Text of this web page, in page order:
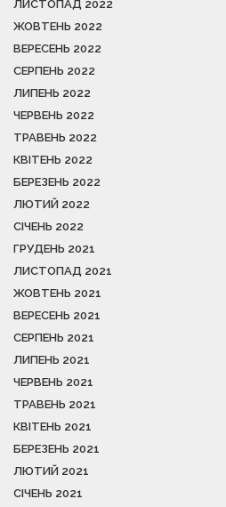
ЛИСТОПАД 2022
ЖОВТЕНЬ 2022
ВЕРЕСЕНЬ 2022
СЕРПЕНЬ 2022
ЛИПЕНЬ 2022
ЧЕРВЕНЬ 2022
ТРАВЕНЬ 2022
КВІТЕНЬ 2022
БЕРЕЗЕНЬ 2022
ЛЮТИЙ 2022
СІЧЕНЬ 2022
ГРУДЕНЬ 2021
ЛИСТОПАД 2021
ЖОВТЕНЬ 2021
ВЕРЕСЕНЬ 2021
СЕРПЕНЬ 2021
ЛИПЕНЬ 2021
ЧЕРВЕНЬ 2021
ТРАВЕНЬ 2021
КВІТЕНЬ 2021
БЕРЕЗЕНЬ 2021
ЛЮТИЙ 2021
СІЧЕНЬ 2021